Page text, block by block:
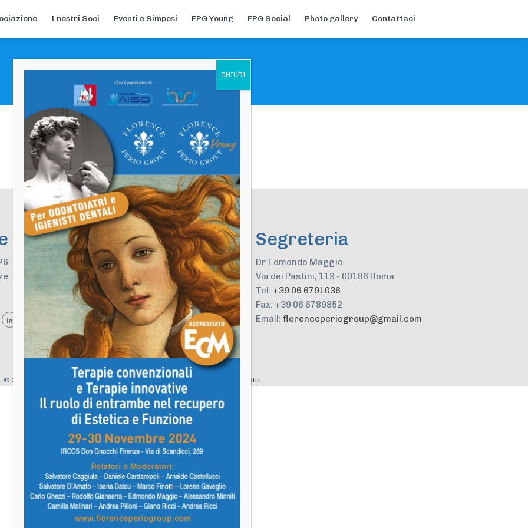
I nostri Soci Eventi e Simposi FPG Young FPG Social Photo gallery Contattaci
Segreteria
Dr Edmondo Maggio
Via dei Pastini, 119 - 00186 Roma
Tel: +39 06 6791036
Fax: +39 06 6789852
Email: florenceperiogroup@gmail.com
© 2026 Florence Perio Group |Privacy&CookiePolicy | Designed by Sinaptic
Informativa sulla raccolta Le tue preferenze relative alla privacy